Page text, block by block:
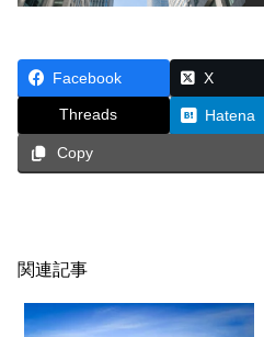
Facebook X
Threads Hatena
Copy
関連記事